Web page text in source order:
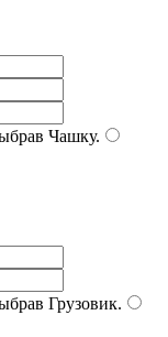
Чашку.
Грузовик.